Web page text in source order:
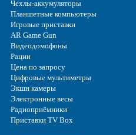
Чехлы-аккумуляторы
Планшетные компьютеры
Игровые приставки
AR Game Gun
Видеодомофоны
Рации
Цена по запросу
Цифровые мультиметры
Экшн камеры
Электронные весы
Радиоприёмники
Приставки TV Box